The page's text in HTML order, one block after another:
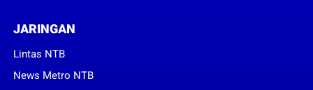
JARINGAN
Lintas NTB
News Metro NTB